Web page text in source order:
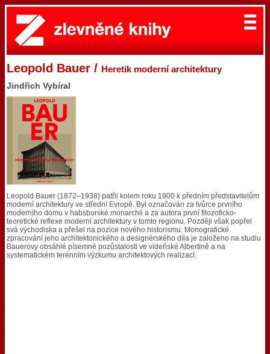
Leopold Bauer / Heretik moderní architektury
Jindřich Vybíral
Leopold Bauer (1872–1938) patřil kolem roku 1900 k předním představitelům
moderní architektury ve střední Evropě. Byl označován za tvůrce prvního
moderního domu v habsburské monarchii a za autora první filozoficko-
teoretické reflexe moderní architektury v tomto regionu. Později však popřel
svá východiska a přešel na pozice nového historismu. Monografické
zpracování jeho architektonického a designérského díla je založeno na studiu
Bauerovy obsáhlé písemné pozůstalosti ve vídeňské Albertině a na
systematickém terénním výzkumu architektových realizací.